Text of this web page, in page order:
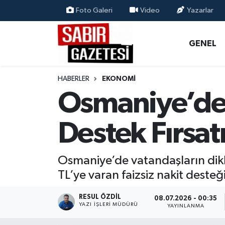
Foto Galeri Video Yazarlar
GENEL
HABERLER EKONOMI
Destek
Osmaniye’de vatandaşların
TL’ye varan faizsiz nakit
RESUL ÖZDIL
YAZI İŞLERI MÜDÜRÜ
08.07.2026 - 00:35
YAYINLANMA
ÖZEL HABER
MAGAZİN
EKONOMİ
RESMİ İLANLAR
Osmaniye Nöbetçi Eczaneler
Osmaniye Hava Durumu
Osmaniye Trafik Yoğunluk Haritası
Süper Lig Puan Durumu ve Fikstür
Tüm Manşetler
Son Dakika Haberleri
Haber Arşivi